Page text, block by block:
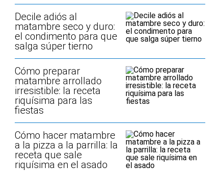
Decile adiós al
matambre seco y duro:
el condimento para que
salga súper tierno
Cómo preparar
matambre arrollado
irresistible: la receta
riquísima para las
fiestas
Cómo hacer matambre
a la pizza a la parrilla: la
receta que sale
riquísima en el asado